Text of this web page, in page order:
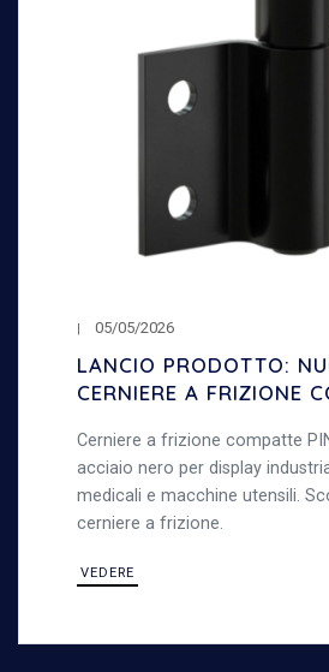
05/05/2026
LANCIO PRODOTTO:
CERNIERE A FRIZIONE
Cerniere a frizione compatte
acciaio nero per display
medicali e macchine utensili.
cerniere a frizione.
VEDERE